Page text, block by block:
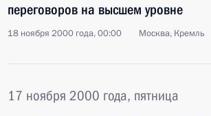
переговоров на высшем уровне
18 ноября 2000 года, 00:00 Москва, Кремль
17 ноября 2000 года, пятница